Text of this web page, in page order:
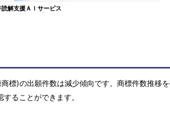
読解支援ＡＩサービス
標)の出願件数は減少傾向です。商標件数推移
ることができます。